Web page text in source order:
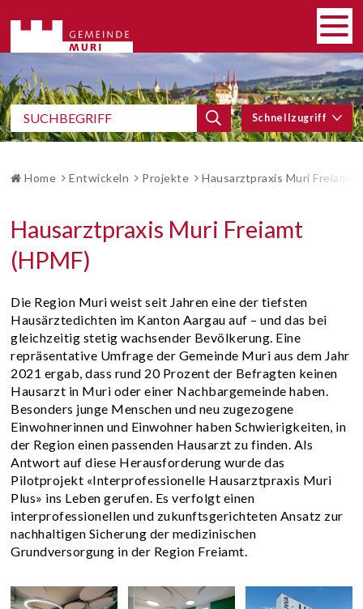
Navigieren in Gemeinde Muri
Suchbegriff
Suche starten
SCHNELLZUGRIFF
Schnellzugriff
BROTKRUMENNAVIGATION
Home Entwickeln Projekte Hausarztpraxis Muri Freiamt
Hausarztpraxis Muri Freiamt
(HPMF)
Die Region Muri weist seit Jahren eine der tiefsten
Hausärztedichten im Kanton Aargau auf – und das bei
gleichzeitig stetig wachsender Bevölkerung. Eine
repräsentative Umfrage der Gemeinde Muri aus dem Jahr
2021 ergab, dass rund 20 Prozent der Befragten keinen
Hausarzt in Muri oder einer Nachbargemeinde haben.
Besonders junge Menschen und neu zugezogene
Einwohnerinnen und Einwohner haben Schwierigkeiten, in
der Region einen passenden Hausarzt zu finden. Als
Antwort auf diese Herausforderung wurde das
Pilotprojekt «Interprofessionelle Hausarztpraxis Muri
Plus» ins Leben gerufen. Es verfolgt einen
interprofessionellen und zukunftsgerichteten Ansatz zur
nachhaltigen Sicherung der medizinischen
Grundversorgung in der Region Freiamt.